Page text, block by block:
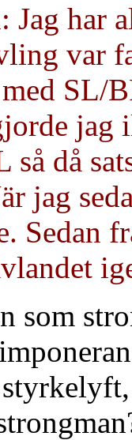
Jag har
var
SL/
jag
så då
jag
Sedan
som